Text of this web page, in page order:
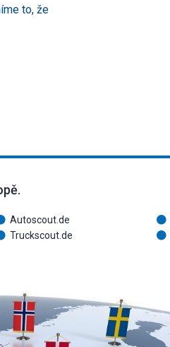
to, že
Autoscout.de
Truckscout.de